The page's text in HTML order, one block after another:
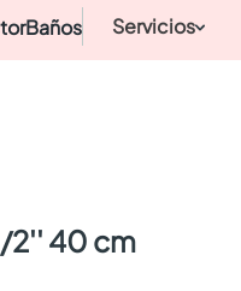
Baños Servicios
2'' 40 cm